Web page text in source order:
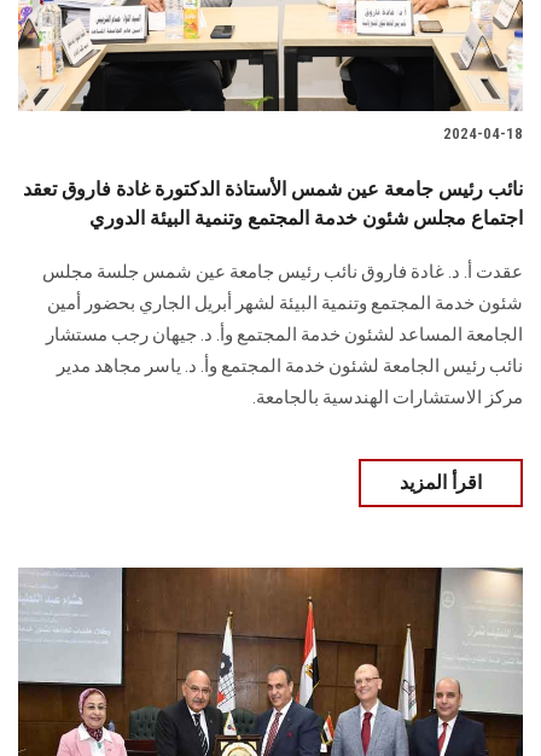
الدراسات العليا
الخريجين
سجل الان
2024-04-18
نائب رئيس جامعة عين شمس الأستاذة الدكتورة غادة فاروق تعقد
اجتماع مجلس شئون خدمة المجتمع وتنمية البيئة الدوري
عقدت أ. د. غادة فاروق نائب رئيس جامعة عين شمس جلسة مجلس
شئون خدمة المجتمع ‏وتنمية البيئة لشهر أبريل الجاري بحضور أمين
الجامعة المساعد ‏لشئون خدمة المجتمع وأ. د. جيهان رجب مستشار
نائب رئيس الجامعة لشئون ‏خدمة المجتمع وأ. د. ياسر مجاهد مدير
مركز الاستشارات الهندسية بالجامعة‎.
اقرأ المزيد